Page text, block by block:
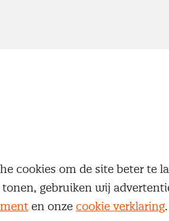
van Duurzaamheid /
Nederland direct aan
en de rol van
cookies om de site beter te
gebruiken wij
en onze cookie verklaring.